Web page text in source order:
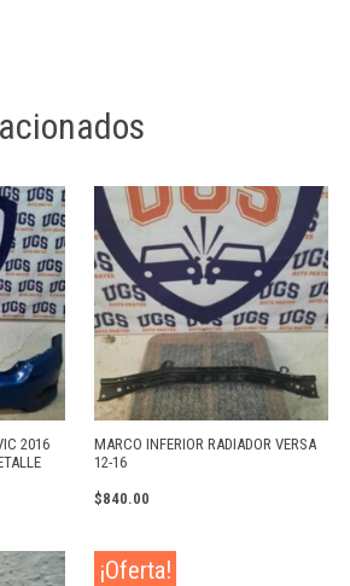
2016
MARCO INFERIOR RADIADOR VERSA
12-16
$840.00
¡Oferta!